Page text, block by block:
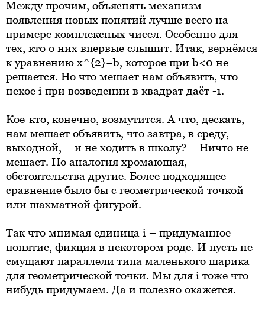
Между прочим, объяснять механизм
появления новых понятий лучше всего на
примере комплексных чисел. Особенно для
тех, кто о них впервые слышит. Итак, вернёмся
к уравнению x^{2}=b, которое при b<0 не
решается. Но что мешает нам объявить, что
некое i при возведении в квадрат даёт -1.
Кое-кто, конечно, возмутится. А что, дескать,
нам мешает объявить, что завтра, в среду,
выходной, – и не ходить в школу? – Ничто не
мешает. Но аналогия хромающая,
обстоятельства другие. Более подходящее
сравнение было бы с геометрической точкой
или шахматной фигурой.
Так что мнимая единица i – придуманное
понятие, фикция в некотором роде. И пусть не
смущают параллели типа маленького шарика
для геометрической точки. Мы для i тоже что-
нибудь придумаем. Да и полезно окажется.